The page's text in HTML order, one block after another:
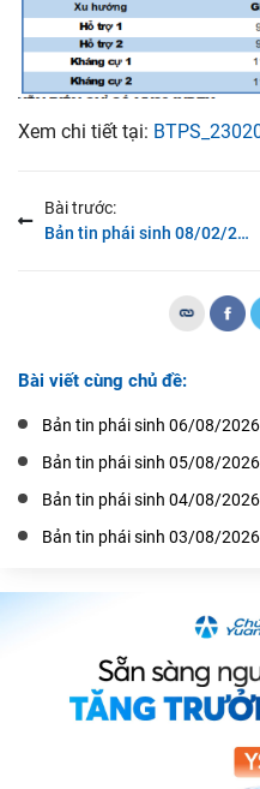
Xem chi tiết tại:
Bài trước:
Bản tin phái sinh 08/02/2023: Kỳ vọng vùng cân bằng được thiết lập
Bài viết cùng chủ đề:
Bản tin phái sinh 06/08/
Bản tin phái sinh 05/08/
Bản tin phái sinh 04/08/
Bản tin phái sinh 03/08/